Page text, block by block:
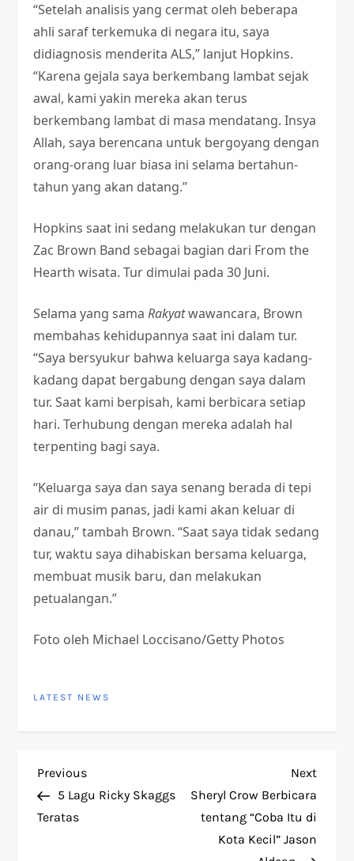
“Setelah analisis yang cermat oleh beberapa
ahli saraf terkemuka di negara itu, saya
didiagnosis menderita ALS,” lanjut Hopkins.
“Karena gejala saya berkembang lambat sejak
awal, kami yakin mereka akan terus
berkembang lambat di masa mendatang. Insya
Allah, saya berencana untuk bergoyang dengan
orang-orang luar biasa ini selama bertahun-
tahun yang akan datang.”
Hopkins saat ini sedang melakukan tur dengan
Zac Brown Band sebagai bagian dari From the
Hearth wisata. Tur dimulai pada 30 Juni.
Selama yang samaRakyatwawancara, Brown
membahas kehidupannya saat ini dalam tur.
“Saya bersyukur bahwa keluarga saya kadang-
kadang dapat bergabung dengan saya dalam
tur. Saat kami berpisah, kami berbicara setiap
hari. Terhubung dengan mereka adalah hal
terpenting bagi saya.
“Keluarga saya dan saya senang berada di tepi
air di musim panas, jadi kami akan keluar di
danau,” tambah Brown. “Saat saya tidak sedang
tur, waktu saya dihabiskan bersama keluarga,
membuat musik baru, dan melakukan
petualangan.”
Foto oleh Michael Loccisano/Getty Photos
LATEST NEWS
P
o
Previous
Post
Previous
5 Lagu Ricky Skaggs
Teratas
Next
Post
Next
Sheryl Crow Berbicara
tentang “Coba Itu di
Kota Kecil” Jason